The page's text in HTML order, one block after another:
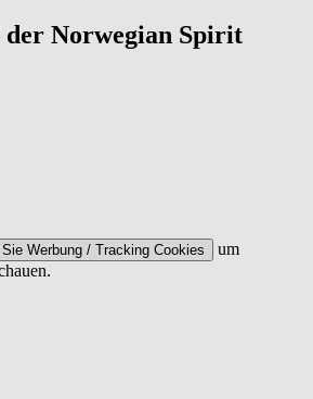
Norwegian Spirit
Werbung / Tracking Cookies
um